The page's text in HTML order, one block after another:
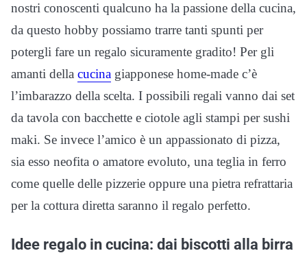
nostri conoscenti qualcuno ha la passione della cucina,
da questo hobby possiamo trarre tanti spunti per
potergli fare un regalo sicuramente gradito! Per gli
amanti della cucina giapponese home-made c’è
l’imbarazzo della scelta. I possibili regali vanno dai set
da tavola con bacchette e ciotole agli stampi per sushi
maki. Se invece l’amico è un appassionato di pizza,
sia esso neofita o amatore evoluto, una teglia in ferro
come quelle delle pizzerie oppure una pietra refrattaria
per la cottura diretta saranno il regalo perfetto.
Idee regalo in cucina: dai biscotti alla birra